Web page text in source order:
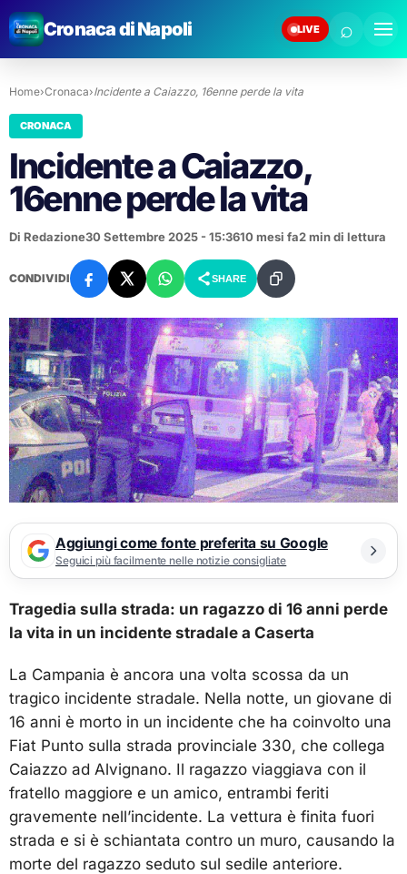
Cronaca di Napoli LIVE ⌕
Home›Cronaca›Incidente a Caiazzo, 16enne perde la vita
CRONACA
Incidente a Caiazzo,
16enne perde la vita
Di Redazione30 Settembre 2025 - 15:3610 mesi fa2 min di lettura
CONDIVIDI SHARE
Aggiungi come fonte preferita su Google
Seguici più facilmente nelle notizie consigliate
Tragedia sulla strada: un ragazzo di 16 anni perde
la vita in un incidente stradale a Caserta
La Campania è ancora una volta scossa da un
tragico incidente stradale. Nella notte, un giovane di
16 anni è morto in un incidente che ha coinvolto una
Fiat Punto sulla strada provinciale 330, che collega
Caiazzo ad Alvignano. Il ragazzo viaggiava con il
fratello maggiore e un amico, entrambi feriti
gravemente nell’incidente. La vettura è finita fuori
strada e si è schiantata contro un muro, causando la
morte del ragazzo seduto sul sedile anteriore.